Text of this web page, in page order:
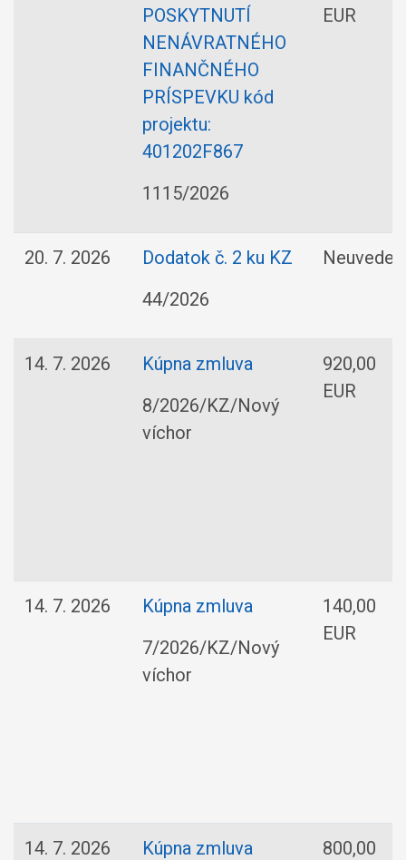
POSKYTNUTÍ
NENÁVRATNÉHO
FINANČNÉHO
PRÍSPEVKU kód
projektu:
401202F867
1115/2026
EUR
20. 7. 2026
Dodatok č. 2 ku KZ
44/2026
14. 7. 2026
Kúpna zmluva
8/2026/KZ/Nový
víchor
920,00
EUR
14. 7. 2026
Kúpna zmluva
7/2026/KZ/Nový
víchor
140,00
EUR
14. 7. 2026
Kúpna zmluva
800,00